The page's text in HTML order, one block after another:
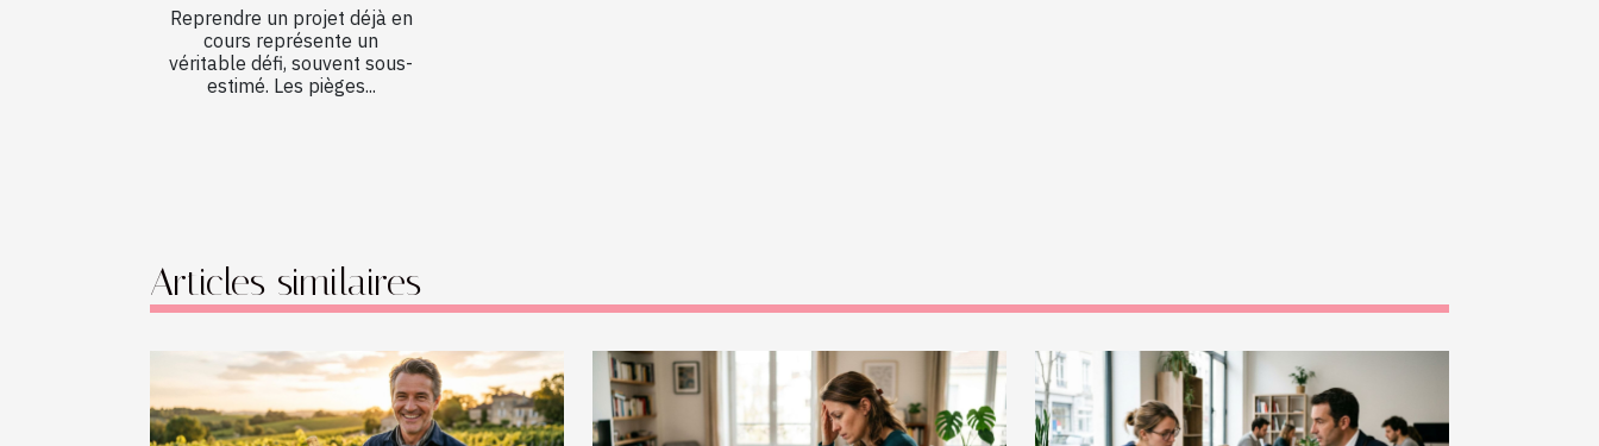
Reprendre un projet déjà en
cours représente un
véritable défi, souvent sous-
estimé. Les pièges...
Articles similaires